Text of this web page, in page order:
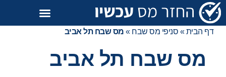
דף הבית» סניפי מס שבח » מס שבח תל אביב
מס שבח תל אביב